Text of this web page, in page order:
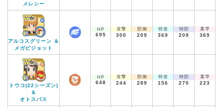
メレシー
アルコスグリーン ＆
メガピジョット
HP
695
攻撃
300
防御
209
特攻
369
特防
209
素早
369
トウコ(22シーズン)
＆
オトスパス
HP
648
攻撃
244
防御
289
特攻
156
特防
270
素早
223